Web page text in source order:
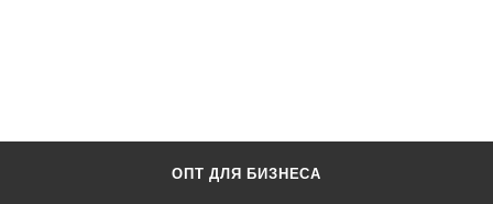
ОПТ ДЛЯ БИЗНЕСА